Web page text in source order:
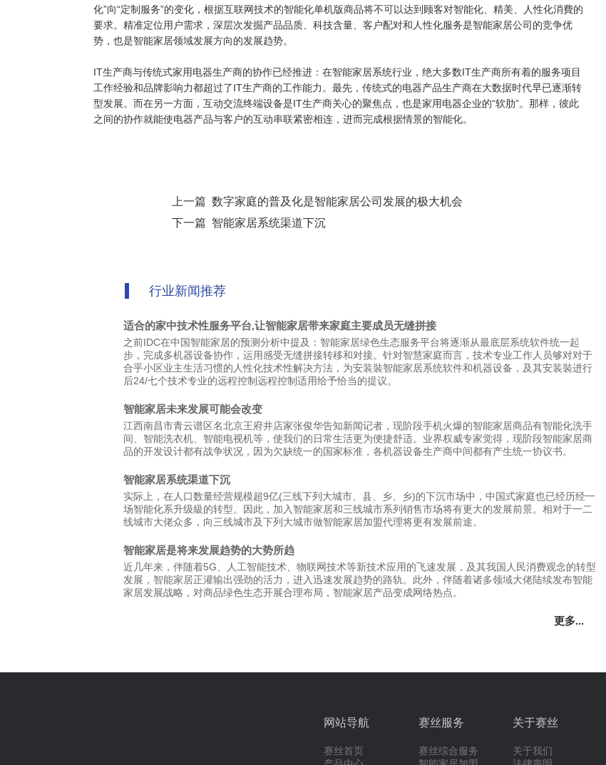
化”向“定制服务”的变化，根据互联网技术的智能化单机版商品将不可以达到顾客对智能化、精美、人性化消費的
要求。精准定位用户需求，深层次发掘产品品质、科技含量、客户配对和人性化服务是智能家居公司的竞争优
势，也是智能家居领域发展方向的发展趋势。
IT生产商与传统式家用电器生产商的协作已经推进：在智能家居系统行业，绝大多数IT生产商所有着的服务项目
工作经验和品牌影响力都超过了IT生产商的工作能力。最先，传统式的电器产品生产商在大数据时代早已逐渐转
型发展。而在另一方面，互动交流终端设备是IT生产商关心的聚焦点，也是家用电器企业的“软肋”。那样，彼此
之间的协作就能使电器产品与客户的互动串联紧密相连，进而完成根据情景的智能化。
上一篇 数字家庭的普及化是智能家居公司发展的极大机会
下一篇 智能家居系统渠道下沉
行业新闻推荐
适合的家中技术性服务平台,让智能家居带来家庭主要成员无缝拼接
之前IDC在中国智能家居的预测分析中提及：智能家居绿色生态服务平台将逐渐从最底层系统软件统一起
步，完成多机器设备协作，运用感受无缝拼接转移和对接。针对智慧家庭而言，技术专业工作人员够对对于
合乎小区业主生活习惯的人性化技术性解决方法，为安装裝智能家居系统软件和机器设备，及其安装裝进行
后24/七个技术专业的远程控制远程控制适用给予恰当的提议。
智能家居未来发展可能会改变
江西南昌市青云谱区名北京王府井店家张俊华告知新闻记者，现阶段手机火爆的智能家居商品有智能化洗手
间、智能洗衣机、智能电视机等，使我们的日常生活更为便捷舒适。业界权威专家觉得，现阶段智能家居商
品的开发设计都有战争状况，因为欠缺统一的国家标准，各机器设备生产商中间都有产生统一协议书。
智能家居系统渠道下沉
实际上，在人口数量经营规模超9亿(三线下列大城市、县、乡、乡)的下沉市场中，中国式家庭也已经历经一
场智能化系升级級的转型。因此，加入智能家居和三线城市系列销售市场将有更大的发展前景。相对于一二
线城市大佬众多，向三线城市及下列大城市做智能家居加盟代理将更有发展前途。
智能家居是将来发展趋势的大势所趋
近几年来，伴随着5G、人工智能技术、物联网技术等新技术应用的飞速发展，及其我国人民消费观念的转型
发展，智能家居正灌输出强劲的活力，进入迅速发展趋势的路轨。此外，伴随着诸多领域大佬陆续发布智能
家居发展战略，对商品绿色生态开展合理布局，智能家居产品变成网络热点。
更多...
网站导航 赛丝服务 关于赛丝
赛丝首页
赛丝综合服务
关于我们